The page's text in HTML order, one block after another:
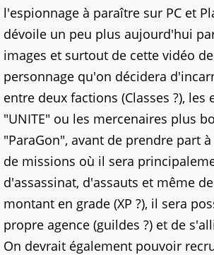
l'espionnage à paraître sur PC et
dévoile un peu plus aujourd'hui
images et surtout de cette vidéo
personnage qu'on décidera
entre deux factions (Classes ?),
"UNITE" ou les mercenaires plus
"ParaGon", avant de prendre part
de missions où il sera
d'assassinat, d'assauts et même
montant en grade (XP ?), il sera
propre agence (guildes ?) et de
On devrait également pouvoir